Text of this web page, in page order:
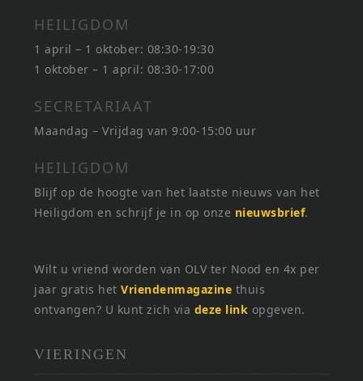
HEILIGDOM
1 april – 1 oktober: 08:30-19:30
1 oktober – 1 april: 08:30-17:00
SECRETARIAAT
Maandag – Vrijdag van 9:00-15:00 uur
HEILIGDOM
Blijf op de hoogte van het laatste nieuws van het
Heiligdom en schrijf je in op onze nieuwsbrief.
Wilt u vriend worden van OLV ter Nood en 4x per
jaar gratis hetVriendenmagazine thuis
ontvangen? U kunt zich via deze link opgeven.
VIERINGEN